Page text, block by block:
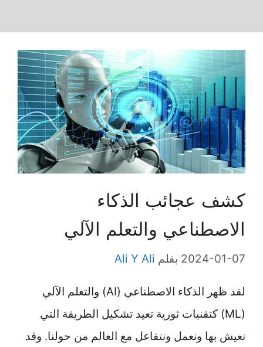
كشف عجائب الذكاء
الاصطناعي والتعلم الآلي
2024-01-07 بقلم Ali Y Ali
لقد ظهر الذكاء الاصطناعي (AI) والتعلم الآلي
(ML) كتقنيات ثورية تعيد تشكيل الطريقة التي
نعيش بها ونعمل ونتفاعل مع العالم من حولنا. وقد